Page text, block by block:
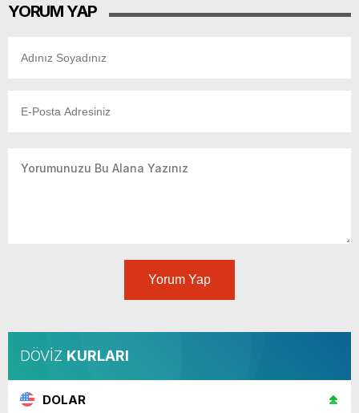
YORUM YAP
Yorum Yap
DÖVİZ KURLARI
DOLAR